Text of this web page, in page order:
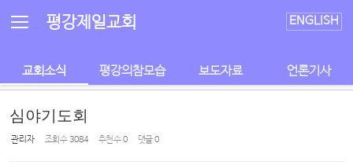
평강제일교회 ENGLISH
교회소식 평강의참모습 보도자료 언론기사
심야기도회
관리자 조회 수3084 추천 수0 댓글0